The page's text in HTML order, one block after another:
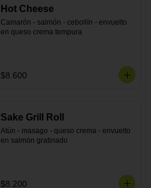
Hot Cheese
Camarón - salmón - cebollín - envuelto
en queso crema tempura
$8.600
Sake Grill Roll
Atún - masago - queso crema - envuelto
en salmón gratinado
$8.200